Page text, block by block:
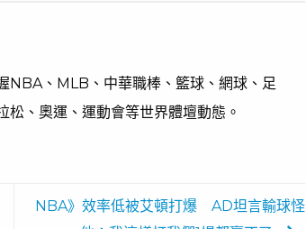
NBA、MLB、中華職棒、籃球、網球、足
松、奧運、運動會等世界體壇動態。
NBA》效率低被艾頓打爆 AD坦言輸球怪